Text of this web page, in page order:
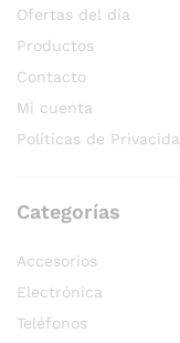
Ofertas del día
Productos
Contacto
Mi cuenta
Políticas de
Categorías
Accesorios
Electrónica
Teléfonos